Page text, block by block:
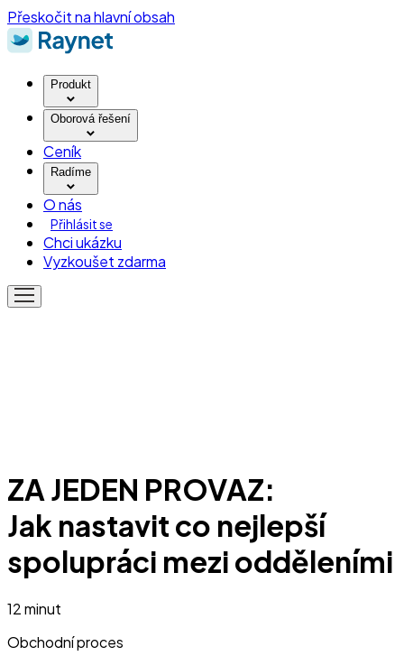
Přeskočit na hlavní obsah
Produkt
Oborová řešení
Ceník
Radíme
O nás
Přihlásit se
Chci ukázku
Vyzkoušet zdarma
ZA JEDEN PROVAZ:
Jak nastavit co nejlepší
spolupráci mezi odděleními
12 minut
Obchodní proces